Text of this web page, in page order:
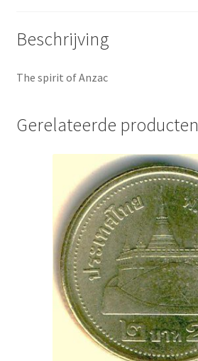
Beschrijving
The spirit of Anzac
Gerelateerde producten